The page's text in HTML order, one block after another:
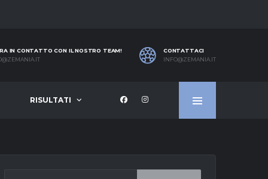
IN CONTATTO CON IL NOSTRO TEAM!
CONTATTACI
INFO@ZEMANIA.IT
RISULTATI